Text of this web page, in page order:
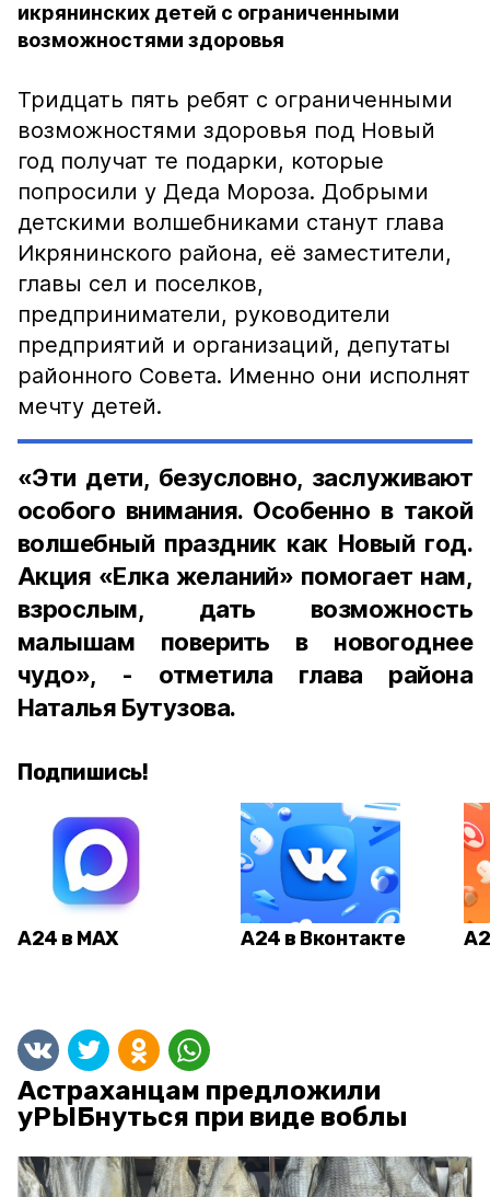
икрянинских детей с ограниченными
возможностями здоровья
Тридцать пять ребят с ограниченными
возможностями здоровья под Новый
год получат те подарки, которые
попросили у Деда Мороза. Добрыми
детскими волшебниками станут глава
Икрянинского района, её заместители,
главы сел и поселков,
предприниматели, руководители
предприятий и организаций, депутаты
районного Совета. Именно они исполнят
мечту детей.
«Эти дети, безусловно, заслуживают
особого внимания. Особенно в такой
волшебный праздник как Новый год.
Акция «Елка желаний» помогает нам,
взрослым, дать возможность
малышам поверить в новогоднее
чудо», - отметила глава района
Наталья Бутузова.
Подпишись!
А24 в MAX А24 в Вконтакте
Астраханцам предложили
уРЫБнуться при виде воблы